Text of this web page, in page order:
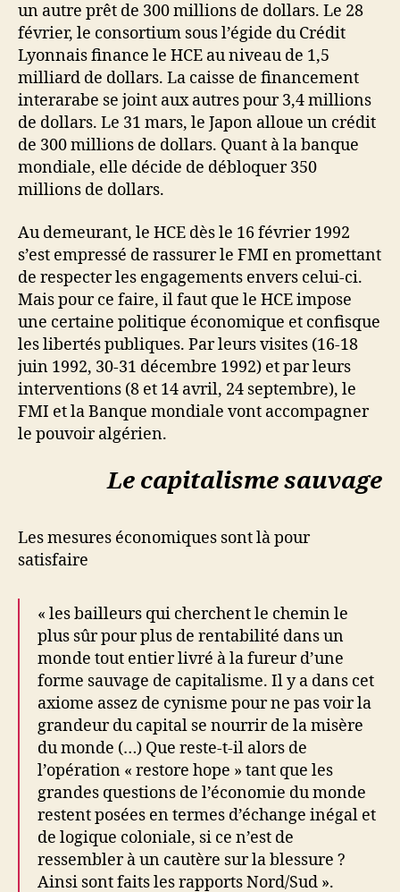
un autre prêt de 300 millions de dollars. Le 28
février, le consortium sous l’égide du Crédit
Lyonnais finance le HCE au niveau de 1,5
milliard de dollars. La caisse de financement
interarabe se joint aux autres pour 3,4 millions
de dollars. Le 31 mars, le Japon alloue un crédit
de 300 millions de dollars. Quant à la banque
mondiale, elle décide de débloquer 350
millions de dollars.
Au demeurant, le HCE dès le 16 février 1992
s’est empressé de rassurer le FMI en promettant
de respecter les engagements envers celui-ci.
Mais pour ce faire, il faut que le HCE impose
une certaine politique économique et confisque
les libertés publiques. Par leurs visites (16-18
juin 1992, 30-31 décembre 1992) et par leurs
interventions (8 et 14 avril, 24 septembre), le
FMI et la Banque mondiale vont accompagner
le pouvoir algérien.
Le capitalisme sauvage
Les mesures économiques sont là pour
satisfaire
« les bailleurs qui cherchent le chemin le
plus sûr pour plus de rentabilité dans un
monde tout entier livré à la fureur d’une
forme sauvage de capitalisme. Il y a dans cet
axiome assez de cynisme pour ne pas voir la
grandeur du capital se nourrir de la misère
du monde (…) Que reste-t-il alors de
l’opération « restore hope » tant que les
grandes questions de l’économie du monde
restent posées en termes d’échange inégal et
de logique coloniale, si ce n’est de
ressembler à un cautère sur la blessure ?
Ainsi sont faits les rapports Nord/Sud ».